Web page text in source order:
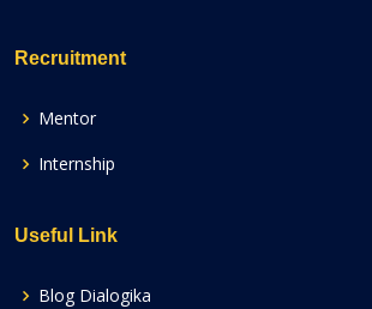
Recruitment
Mentor
Internship
Useful Link
Blog Dialogika